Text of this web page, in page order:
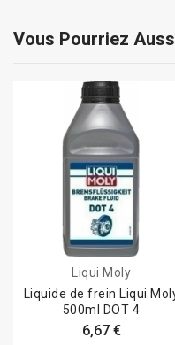
Vous Pourriez
Liqui Moly
Liquide de frein Liqui
500ml DOT 4
6,67 €